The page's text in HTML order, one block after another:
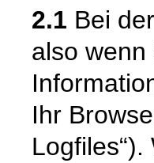
2.1 Bei
also
Ihr